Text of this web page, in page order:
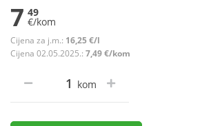
7 49
€/kom
Cijena za j.m.: 16,25 €/l
Cijena 02.05.2025.: 7,49 €/kom
kom